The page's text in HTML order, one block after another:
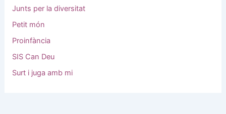
Junts per la diversitat
Petit món
Proinfància
SIS Can Deu
Surt i juga amb mi